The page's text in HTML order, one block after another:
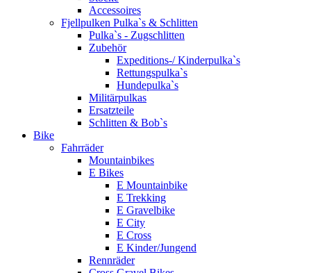
Accessoires
Fjellpulken Pulka`s & Schlitten
Pulka`s - Zugschlitten
Zubehör
Expeditions-/ Kinderpulka`s
Rettungspulka`s
Hundepulka`s
Militärpulkas
Ersatzteile
Schlitten & Bob`s
Bike
Fahrräder
Mountainbikes
E Bikes
E Mountainbike
E Trekking
E Gravelbike
E City
E Cross
E Kinder/Jungend
Rennräder